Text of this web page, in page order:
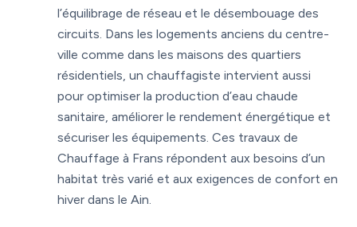
l’équilibrage de réseau et le désembouage des
circuits. Dans les logements anciens du centre-
ville comme dans les maisons des quartiers
résidentiels, un chauffagiste intervient aussi
pour optimiser la production d’eau chaude
sanitaire, améliorer le rendement énergétique et
sécuriser les équipements. Ces travaux de
Chauffage à Frans répondent aux besoins d’un
habitat très varié et aux exigences de confort en
hiver dans le Ain.